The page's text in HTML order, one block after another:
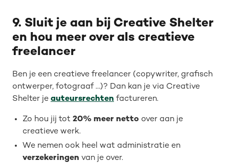
9. Sluit je aan bij Creative Shelter
en hou meer over als creatieve
freelancer
Ben je een creatieve freelancer (copywriter, grafisch
ontwerper, fotograaf …)? Dan kan je via Creative
Shelter je auteursrechten factureren.
Zo hou jij tot 20% meer netto over aan je
creatieve werk.
We nemen ook heel wat administratie en
verzekeringen van je over.